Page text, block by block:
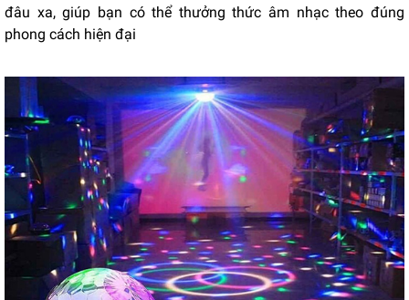
đâu xa, giúp bạn có thể thưởng thức âm nhạc theo đúng
phong cách hiện đại